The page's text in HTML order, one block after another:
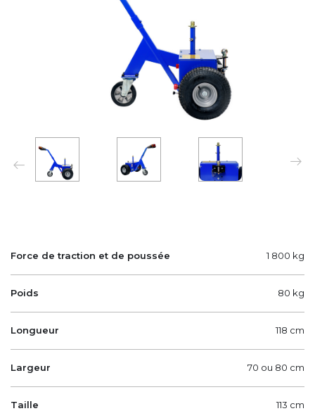
Force de traction et de poussée 1 800 kg
Poids 80 kg
Longueur 118 cm
Largeur 70 ou 80 cm
Taille 113 cm